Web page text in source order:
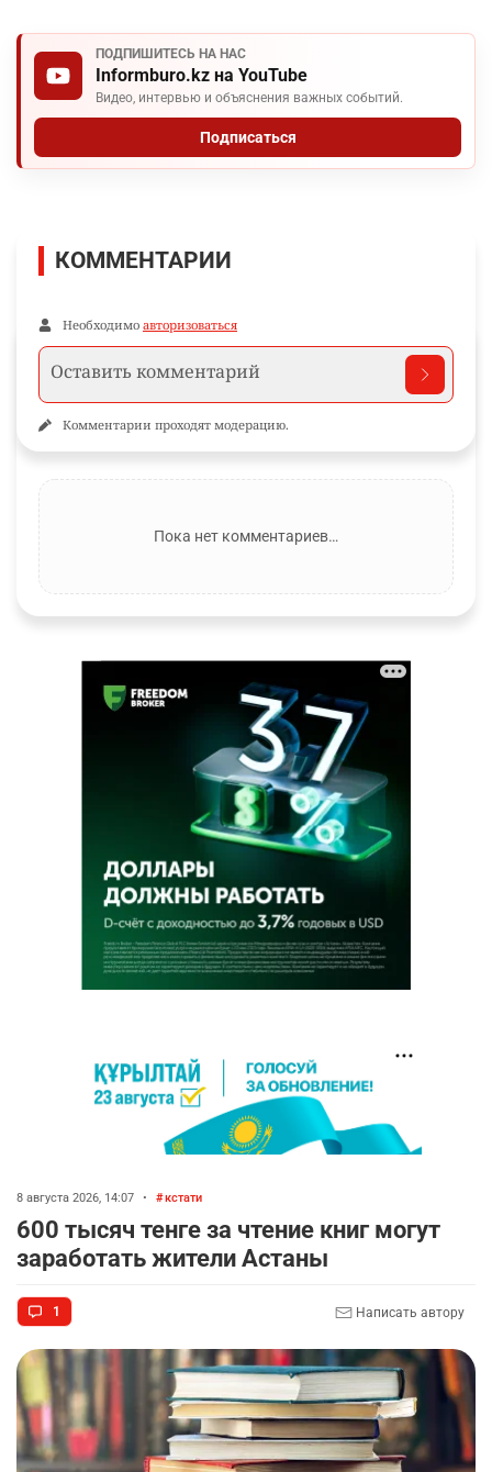
ПОДПИШИТЕСЬ НА НАС
Informburo.kz на YouTube
Видео, интервью и объяснения важных событий.
Подписаться
КОММЕНТАРИИ
Необходимо авторизоваться
Комментарии проходят модерацию.
Пока нет комментариев…
8 августа 2026, 14:07 • кстати
600 тысяч тенге за чтение книг могут
заработать жители Астаны
1 Написать автору